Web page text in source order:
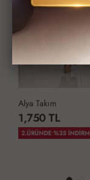
Alya Takım
1,750 TL
2.ÜRÜNDE %35 İNDİRM